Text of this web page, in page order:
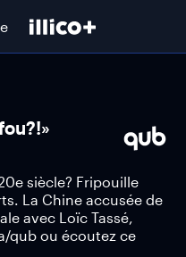
siècle? Fripouille
La Chine accusée de
avec Loïc Tassé,
qub ou écoutez ce